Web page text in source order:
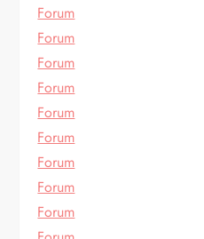
Forum
Forum
Forum
Forum
Forum
Forum
Forum
Forum
Forum